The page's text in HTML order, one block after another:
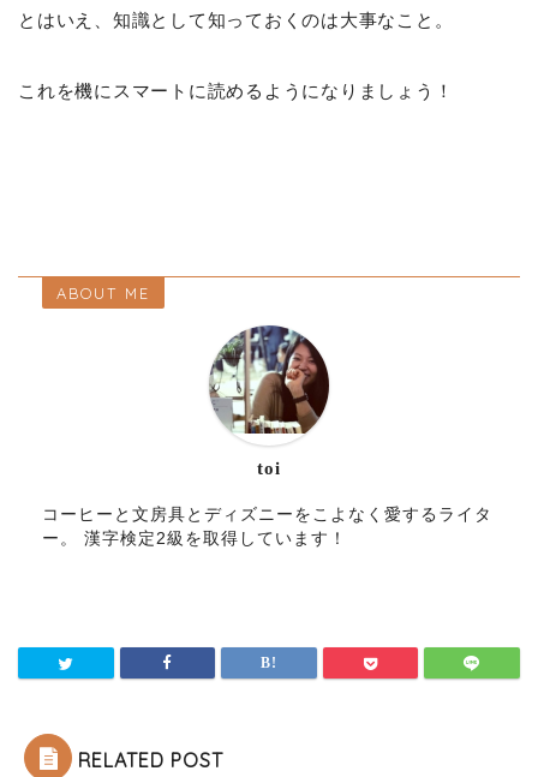
とはいえ、知識として知っておくのは大事なこと。
これを機にスマートに読めるようになりましょう！
ABOUT ME
toi
コーヒーと文房具とディズニーをこよなく愛するライタ
ー。 漢字検定2級を取得しています！
RELATED POST